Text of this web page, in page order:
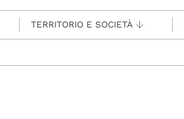
TERRITORIO E SOCIETÀ